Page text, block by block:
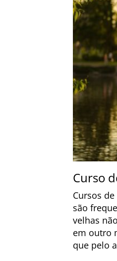
Curso
Cursos
são
velhas
em outro
que pelo